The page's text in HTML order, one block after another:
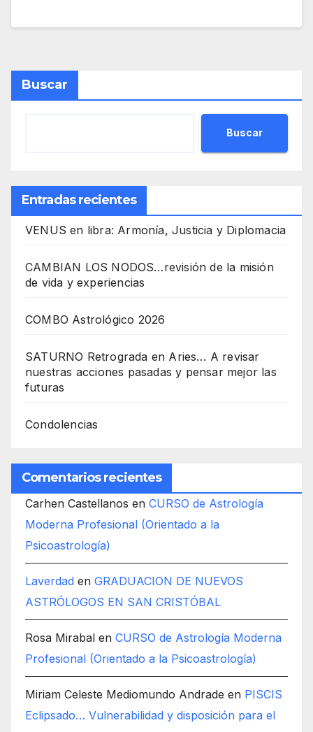
Buscar
Buscar
Entradas recientes
VENUS en libra: Armonía, Justicia y Diplomacia
CAMBIAN LOS NODOS…revisión de la misión
de vida y experiencias
COMBO Astrológico 2026
SATURNO Retrograda en Aries… A revisar
nuestras acciones pasadas y pensar mejor las
futuras
Condolencias
Comentarios recientes
Carhen Castellanos en CURSO de Astrología
Moderna Profesional (Orientado a la
Psicoastrología)
Laverdad en GRADUACION DE NUEVOS
ASTRÓLOGOS EN SAN CRISTÓBAL
Rosa Mirabal en CURSO de Astrología Moderna
Profesional (Orientado a la Psicoastrología)
Miriam Celeste Mediomundo Andrade en PISCIS
Eclipsado… Vulnerabilidad y disposición para el